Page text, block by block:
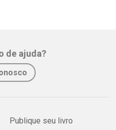
de ajuda?
Publique seu livro